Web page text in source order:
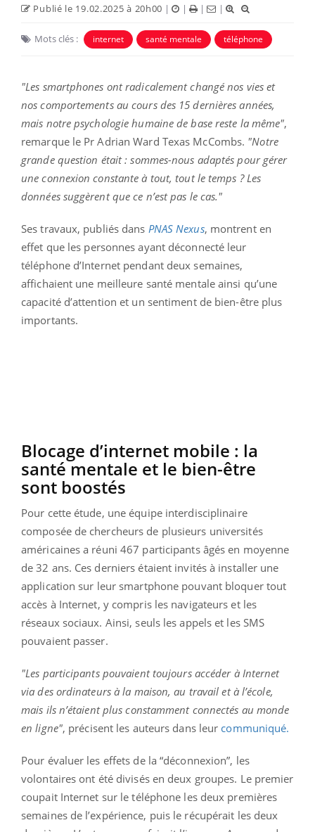
Publié le 19.02.2025 à 20h00 | | | |
Mots clés : internet santé mentale téléphone
"Les smartphones ont radicalement changé nos vies et
nos comportements au cours des 15 dernières années,
mais notre psychologie humaine de base reste la même",
remarque le Pr Adrian Ward Texas McCombs. "Notre
grande question était : sommes-nous adaptés pour gérer
une connexion constante à tout, tout le temps ? Les
données suggèrent que ce n’est pas le cas."
Ses travaux, publiés dans PNAS Nexus, montrent en
effet que les personnes ayant déconnecté leur
téléphone d’Internet pendant deux semaines,
affichaient une meilleure santé mentale ainsi qu’une
capacité d’attention et un sentiment de bien-être plus
importants.
Blocage d’internet mobile : la
santé mentale et le bien-être
sont boostés
Pour cette étude, une équipe interdisciplinaire
composée de chercheurs de plusieurs universités
américaines a réuni 467 participants âgés en moyenne
de 32 ans. Ces derniers étaient invités à installer une
application sur leur smartphone pouvant bloquer tout
accès à Internet, y compris les navigateurs et les
réseaux sociaux. Ainsi, seuls les appels et les SMS
pouvaient passer.
"Les participants pouvaient toujours accéder à Internet
via des ordinateurs à la maison, au travail et à l’école,
mais ils n’étaient plus constamment connectés au monde
en ligne", précisent les auteurs dans leur communiqué.
Pour évaluer les effets de la “déconnexion”, les
volontaires ont été divisés en deux groupes. Le premier
coupait Internet sur le téléphone les deux premières
semaines de l’expérience, puis le récupérait les deux